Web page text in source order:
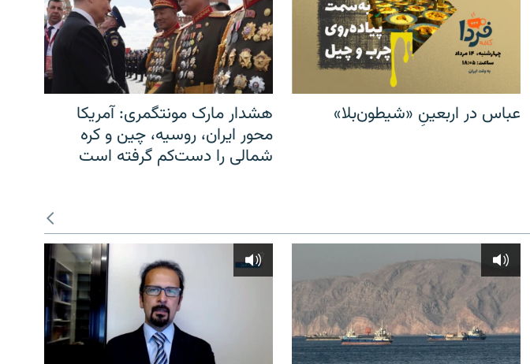
عباس در اربعینِ «شیطون‌بلا»
هشدار مارک مونتگمری: آمریکا
محور ایران، روسیه، چین و کره
شمالی را دست‌کم گرفته است